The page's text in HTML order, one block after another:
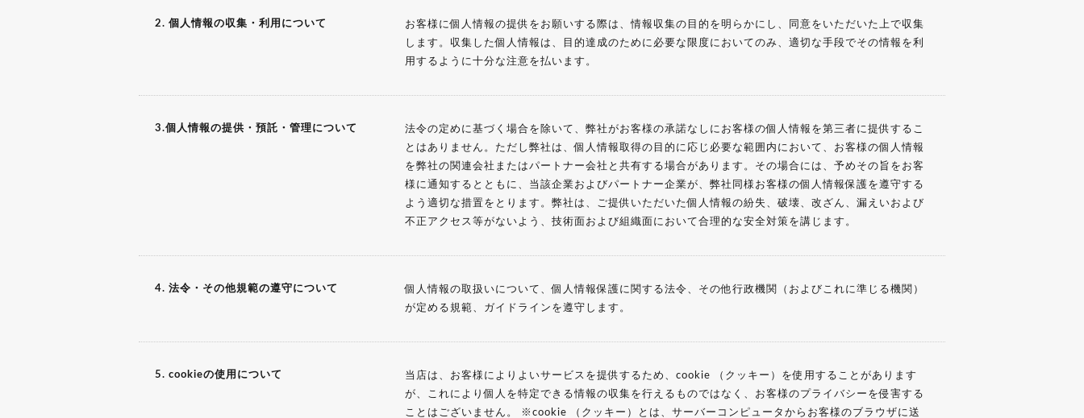
2. 個人情報の収集・利用について
お客様に個人情報の提供をお願いする際は、情報収集の目的を明らかにし、同意をいただいた上で収集
します。収集した個人情報は、目的達成のために必要な限度においてのみ、適切な手段でその情報を利
用するように十分な注意を払います。
3.個人情報の提供・預託・管理について
法令の定めに基づく場合を除いて、弊社がお客様の承諾なしにお客様の個人情報を第三者に提供するこ
とはありません。ただし弊社は、個人情報取得の目的に応じ必要な範囲内において、お客様の個人情報
を弊社の関連会社またはパートナー会社と共有する場合があります。その場合には、予めその旨をお客
様に通知するとともに、当該企業およびパートナー企業が、弊社同様お客様の個人情報保護を遵守する
よう適切な措置をとります。弊社は、ご提供いただいた個人情報の紛失、破壊、改ざん、漏えいおよび
不正アクセス等がないよう、技術面および組織面において合理的な安全対策を講じます。
4. 法令・その他規範の遵守について
個人情報の取扱いについて、個人情報保護に関する法令、その他行政機関（およびこれに準じる機関）
が定める規範、ガイドラインを遵守します。
5. cookieの使用について
当店は、お客様によりよいサービスを提供するため、cookie （クッキー）を使用することがあります
が、これにより個人を特定できる情報の収集を行えるものではなく、お客様のプライバシーを侵害する
ことはございません。 ※cookie （クッキー）とは、サーバーコンピュータからお客様のブラウザに送